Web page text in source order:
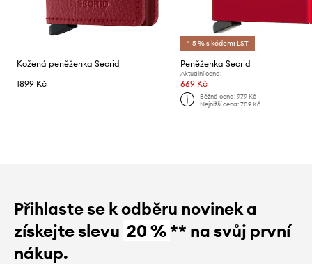
Kožená peněženka Secrid
1899 Kč
*-5 % s kódem: LST
Peněženka Secrid
Aktuální cena:
669 Kč
Běžná cena: 979 Kč
Nejnižší cena: 709 Kč
Přihlaste se k odběru novinek a
získejte slevu 20 %** na svůj první
nákup.